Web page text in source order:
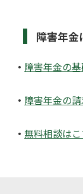
障害年金
・ 障害年金の
・ 障害年金の
・ 無料相談は